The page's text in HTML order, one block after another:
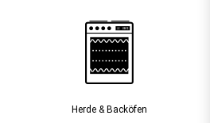
Herde & Backöfen